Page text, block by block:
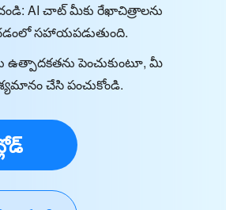
AI చాట్ మీకు రేఖాచిత్రాలను
సహాయపడుతుంది.
పెంచుకుంటూ, మీ
చేసి పంచుకోండి.